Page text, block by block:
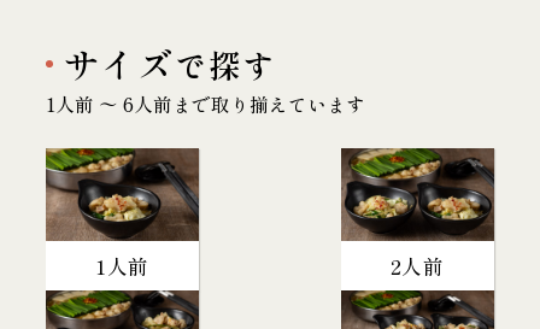
サイズで探す
1人前 〜 6人前まで取り揃えています
1人前 2人前